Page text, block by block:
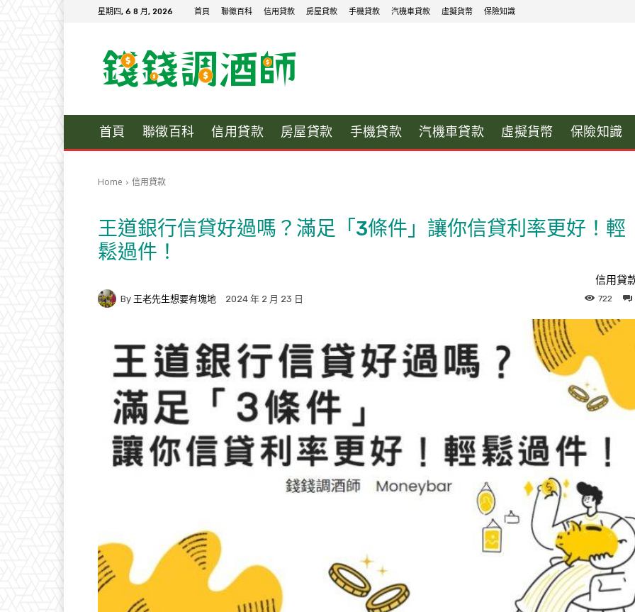
星期四, 6 8 月, 2026 首頁 聯徵百科 信用貸款 房屋貸款 手機貸款 汽機車貸款 虛擬貨幣 保險知識
首頁 聯徵百科 信用貸款 房屋貸款 手機貸款 汽機車貸款 虛擬貨幣 保險知識
Home 信用貸款
王道銀行信貸好過嗎？滿足「3條件」讓你信貸利率更好！輕
鬆過件！
信用貸
By 王老先生想要有塊地 2024 年 2 月 23 日 722